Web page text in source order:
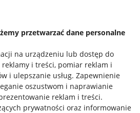
przetwarzać dane personalne
na urządzeniu lub dostęp do
i treści, pomiar reklam i
i ulepszanie usług. Zapewnienie
oszustwom i naprawianie
reklam i treści.
prywatności oraz informowanie